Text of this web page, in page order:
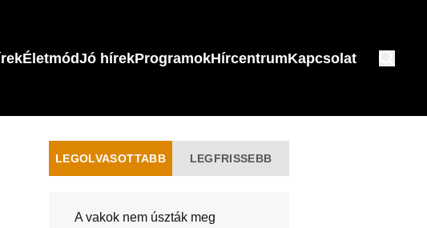
ÉletmódJó hírekProgramokHírcentrumKapcsolat
LEGOLVASOTTABB LEGFRISSEBB
A vakok nem úszták meg